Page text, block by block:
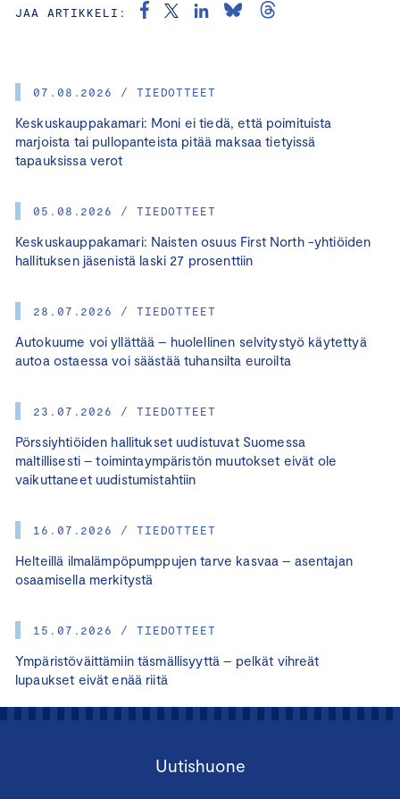
07.08.2026 / TIEDOTTEET
Keskuskauppakamari: Moni ei tiedä, että poimituista
marjoista tai pullopanteista pitää maksaa tietyissä
tapauksissa verot
05.08.2026 / TIEDOTTEET
Keskuskauppakamari: Naisten osuus First North -yhtiöiden
hallituksen jäsenistä laski 27 prosenttiin
28.07.2026 / TIEDOTTEET
Autokuume voi yllättää – huolellinen selvitystyö käytettyä
autoa ostaessa voi säästää tuhansilta euroilta
23.07.2026 / TIEDOTTEET
Pörssiyhtiöiden hallitukset uudistuvat Suomessa
maltillisesti – toimintaympäristön muutokset eivät ole
vaikuttaneet uudistumistahtiin
16.07.2026 / TIEDOTTEET
Helteillä ilmalämpöpumppujen tarve kasvaa – asentajan
osaamisella merkitystä
15.07.2026 / TIEDOTTEET
Ympäristöväittämiin täsmällisyyttä – pelkät vihreät
lupaukset eivät enää riitä
JAA ARTIKKELI:
Uutishuone